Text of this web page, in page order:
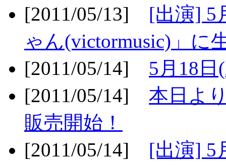
[2011/05/13] [出演] 5
ゃん(victormusic)」に
[2011/05/14] 5月18
[2011/05/14] 本日よ
販売開始！
[2011/05/14] [出演] 5